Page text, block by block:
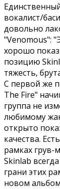
вокалист/
довольно
"Venomous":
хорошо
позицию
тяжесть,
С первой же
The Fire"
группа не
любимому
открыто
качества.
рамках грув-
Skinlab
грани этих
новом